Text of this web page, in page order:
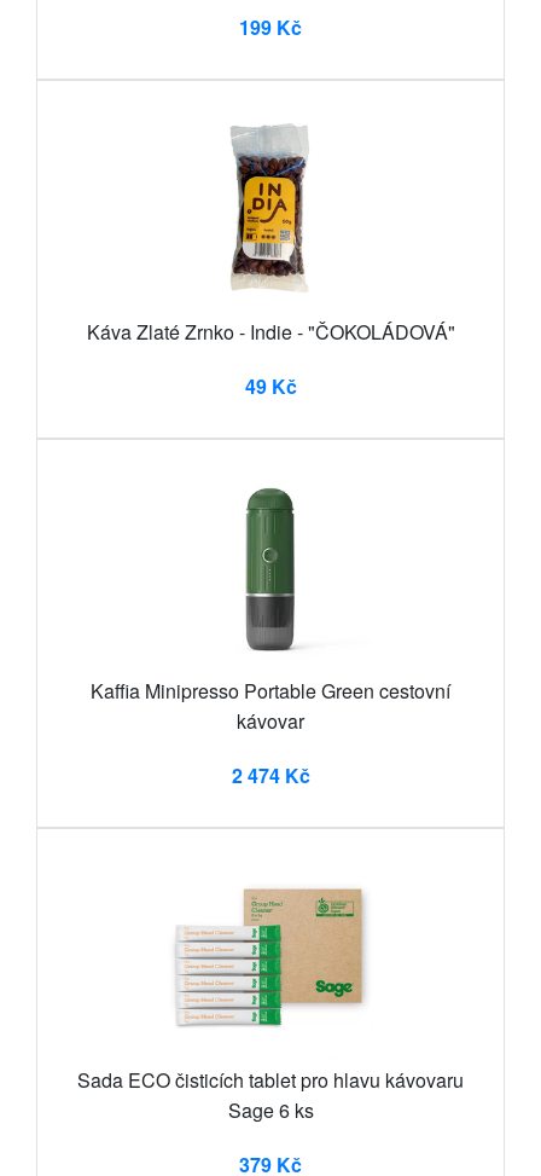
199 Kč
Káva Zlaté Zrnko - Indie - "ČOKOLÁDOVÁ"
49 Kč
Kaffia Minipresso Portable Green cestovní
kávovar
2 474 Kč
Sada ECO čisticích tablet pro hlavu kávovaru
Sage 6 ks
379 Kč